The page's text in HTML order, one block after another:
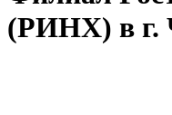
(РИНХ) в г.